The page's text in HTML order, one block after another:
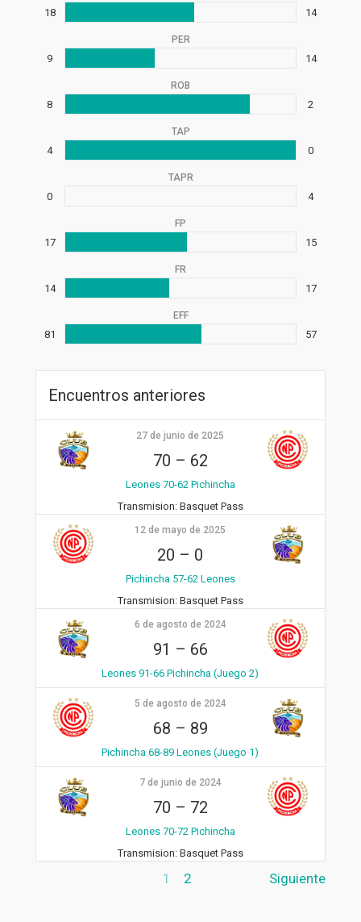
18 14
PER
9 14
ROB
8 2
TAP
4 0
TAPR
0 4
FP
17 15
FR
14 17
EFF
81 57
Encuentros anteriores
27 de junio de 2025
70 – 62
Leones 70-62 Pichincha
Transmision:Basquet Pass
12 de mayo de 2025
20 – 0
Pichincha 57-62 Leones
Transmision:Basquet Pass
6 de agosto de 2024
91 – 66
Leones 91-66 Pichincha (Juego 2)
5 de agosto de 2024
68 – 89
Pichincha 68-89 Leones (Juego 1)
7 de junio de 2024
70 – 72
Leones 70-72 Pichincha
Transmision:Basquet Pass
1 2 Siguiente